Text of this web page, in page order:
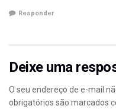
Responder
Deixe uma
O seu endereço de e-mail
obrigatórios são marcados